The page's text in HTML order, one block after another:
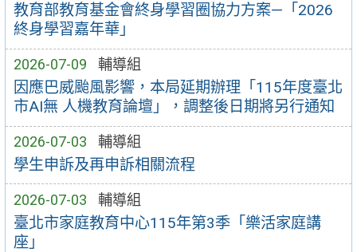
教育部教育基金會終身學習圈協力方案—「2026
終身學習嘉年華」
2026-07-09 輔導組
因應巴威颱風影響，本局延期辦理「115年度臺北
市AI無 人機教育論壇」，調整後日期將另行通知
2026-07-03 輔導組
學生申訴及再申訴相關流程
2026-07-03 輔導組
臺北市家庭教育中心115年第3季「樂活家庭講
座」